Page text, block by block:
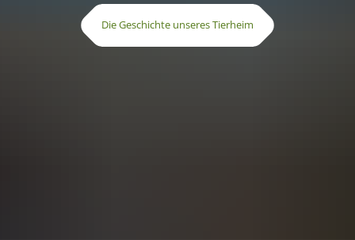
Die Geschichte unseres Tierheim